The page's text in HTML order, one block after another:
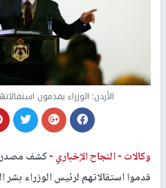
الأردن: الوزراء يقدمون
وكالات -النجاح الإخباري -كشف مصدر
قدموا استقالاتهم لرئيس الوزراء